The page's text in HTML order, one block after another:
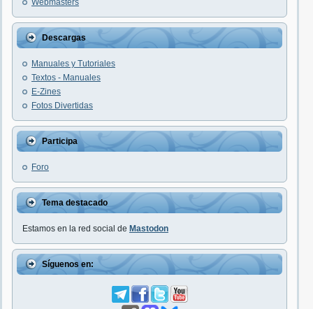
Webmasters
Descargas
Manuales y Tutoriales
Textos - Manuales
E-Zines
Fotos Divertidas
Participa
Foro
Tema destacado
Estamos en la red social de Mastodon
Síguenos en: